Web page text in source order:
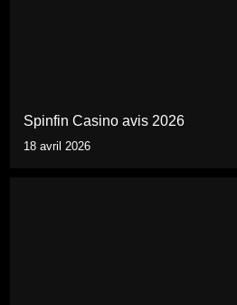
Spinfin Casino avis 2026
18 avril 2026